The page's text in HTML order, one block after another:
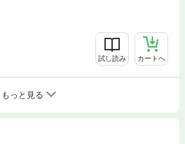
試し読み カートへ
もっと見る